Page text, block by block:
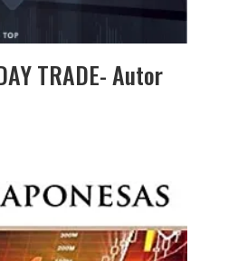
TRADE- Autor